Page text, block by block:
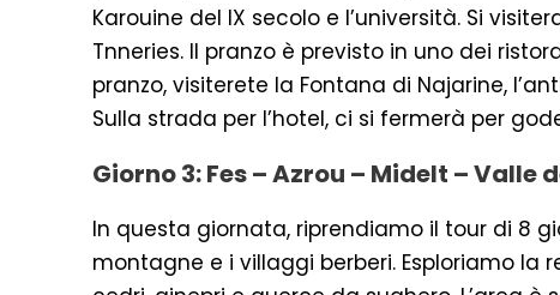
Karouine del IX secolo e l’università. Si
Tnneries. Il pranzo è previsto in uno dei
pranzo, visiterete la Fontana di Najarine,
Sulla strada per l’hotel, ci si fermerà per
Giorno 3: Fes – Azrou – Midelt – Valle
In questa giornata, riprendiamo il tour di 8
montagne e i villaggi berberi. Esploriamo la